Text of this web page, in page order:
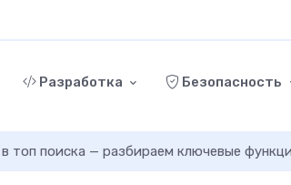
Разработка Безопасность
топ поиска — разбираем ключевые